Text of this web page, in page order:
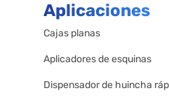
Aplicaciones
Cajas planas
Aplicadores de esquinas
Dispensador de huincha